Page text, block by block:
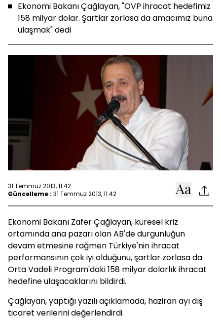
Ekonomi Bakanı Çağlayan, "OVP ihracat hedefimiz
158 milyar dolar. Şartlar zorlasa da amacımız buna
ulaşmak" dedi
31 Temmuz 2013, 11:42
Güncelleme : 31 Temmuz 2013, 11:42
Ekonomi Bakanı Zafer Çağlayan, küresel kriz
ortamında ana pazarı olan AB'de durgunluğun
devam etmesine rağmen Türkiye'nin ihracat
performansının çok iyi olduğunu, şartlar zorlasa da
Orta Vadeli Program'daki 158 milyar dolarlık ihracat
hedefine ulaşacaklarını bildirdi.
Çağlayan, yaptığı yazılı açıklamada, haziran ayı dış
ticaret verilerini değerlendirdi.